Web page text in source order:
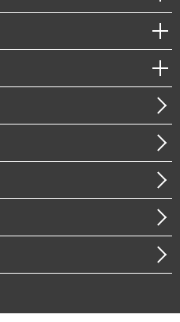
アンス）・防災（政策）
ートシティ